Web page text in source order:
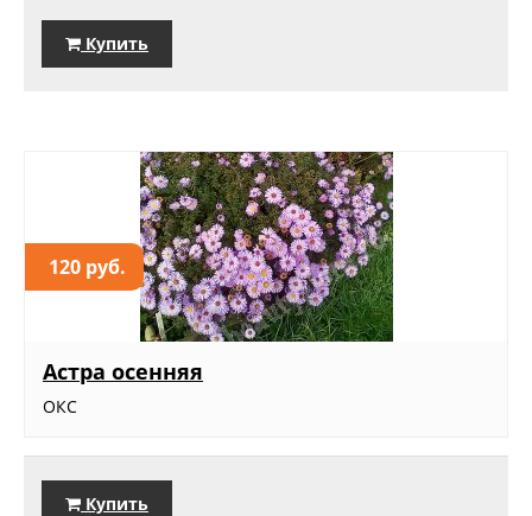
Купить
120 руб.
Астра осенняя
ОКС
Купить